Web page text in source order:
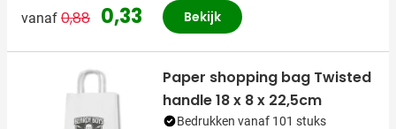
vanaf Normale prijs
0,88 Speciale prijs
0,33 Bekijk
Paper shopping bag Twisted
handle 18 x 8 x 22,5cm
Bedrukken vanaf 101 stuks